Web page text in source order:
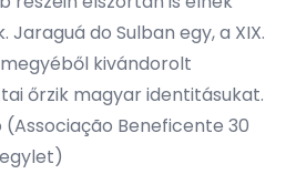
do Sulban egy, a XIX.
kivándorolt
őrzik magyar identitásukat.
(Associação Beneficente 30